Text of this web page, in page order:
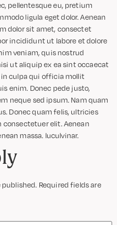
pellentesque eu, pretium
ligula eget dolor. Aenean
dolor sit amet, consectet
incididunt ut labore et dolore
veniam, quis nostrud
ut aliquip ex ea sint occaecat
culpa qui officia mollit
enim. Donec pede justo,
neque sed ipsum. Nam quam
Donec quam felis, ultricies
consectetuer elit. Aenean
massa. luculvinar.
published. Required fields are